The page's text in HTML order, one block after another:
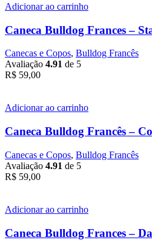
Adicionar ao carrinho
Caneca Bulldog Frances –
Canecas e Copos, Bulldog Francês
Avaliação 4.91 de 5
R$ 59,00
Adicionar ao carrinho
Caneca Bulldog Francês –
Canecas e Copos, Bulldog Francês
Avaliação 4.91 de 5
R$ 59,00
Adicionar ao carrinho
Caneca Bulldog Frances –